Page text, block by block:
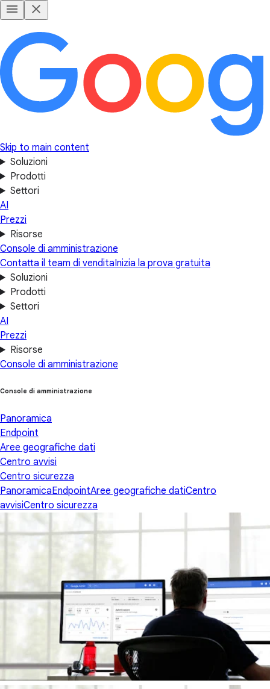
Skip to main content
Soluzioni
Prodotti
Settori
AI
Prezzi
Risorse
Console di amministrazione
Contatta il team di venditaInizia la prova gratuita
Soluzioni
Prodotti
Settori
AI
Prezzi
Risorse
Console di amministrazione
Console di amministrazione
Panoramica
Endpoint
Aree geografiche dati
Centro avvisi
Centro sicurezza
PanoramicaEndpointAree geografiche datiCentro
avvisiCentro sicurezza